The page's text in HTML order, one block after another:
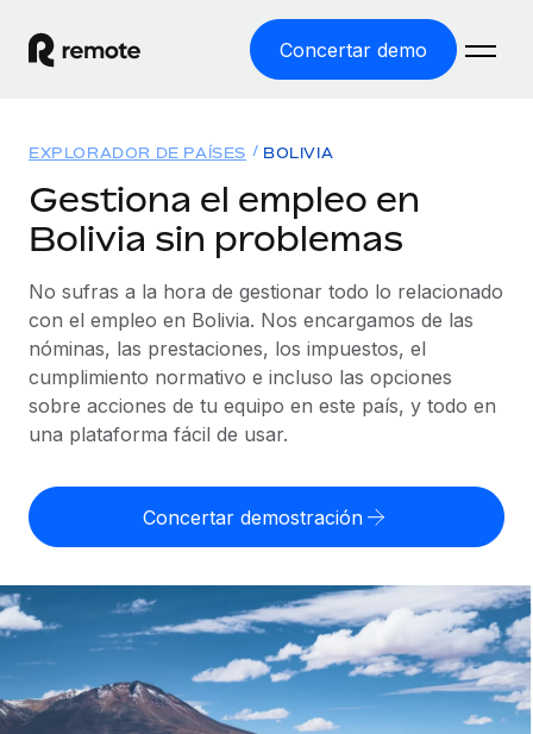
Concertar demo
EMPLEO GLOBAL
Nómina global
Gestiona las nóminas de forma sencilla y conforme a la
legalidad.
Employer of Record
Expándete en todo el mundo sin gastar en entidades.
cumpliendo la normativa.
Integra y gestiona a autónomos globalmente.
PEO
Externaliza tareas laborales complejas.
Soluciones
COBERTURA MUNDIAL
Explorador de países
Consulta el soporte del empleo global según el país.
Explorador estatal de EE. UU.
Simplifica la contratación en todos los estados de EE.
Comparador de Remote
Compáranos con otras empresas.
ETAPAS DE CRECIMIENTO
Soluciones ágiles de RR. HH. globales y nóminas para
empresas en crecimiento.
Recursos
HERRAMIENTAS Y CALCULADORAS
Calculadora del riesgo de clasificación errónea
Consulta el riesgo de clasificación errónea por país.
cualquier país.
Descubre opciones de divisas y tiempos de pago para
autónomos globales.
APRENDIZAJE CON REMOTE
Precios
English
Nederlands
Français
Deutsch
EXPLORADOR DE PAÍSES BOLIVIA
Gestiona el empleo en
Bolivia sin problemas
No sufras a la hora de gestionar todo lo relacionado
con el empleo en Bolivia. Nos encargamos de las
nóminas, las prestaciones, los impuestos, el
cumplimiento normativo e incluso las opciones
sobre acciones de tu equipo en este país, y todo en
una plataforma fácil de usar.
Concertar demostración